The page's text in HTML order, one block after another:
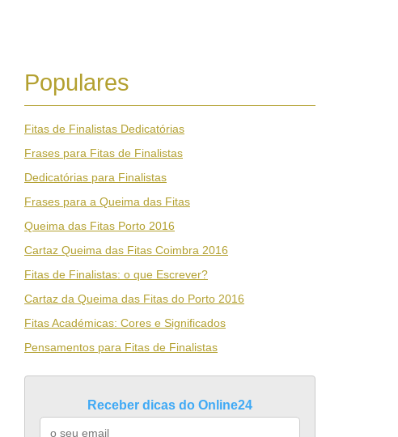
Populares
Fitas de Finalistas Dedicatórias
Frases para Fitas de Finalistas
Dedicatórias para Finalistas
Frases para a Queima das Fitas
Queima das Fitas Porto 2016
Cartaz Queima das Fitas Coimbra 2016
Fitas de Finalistas: o que Escrever?
Cartaz da Queima das Fitas do Porto 2016
Fitas Académicas: Cores e Significados
Pensamentos para Fitas de Finalistas
Receber dicas do Online24